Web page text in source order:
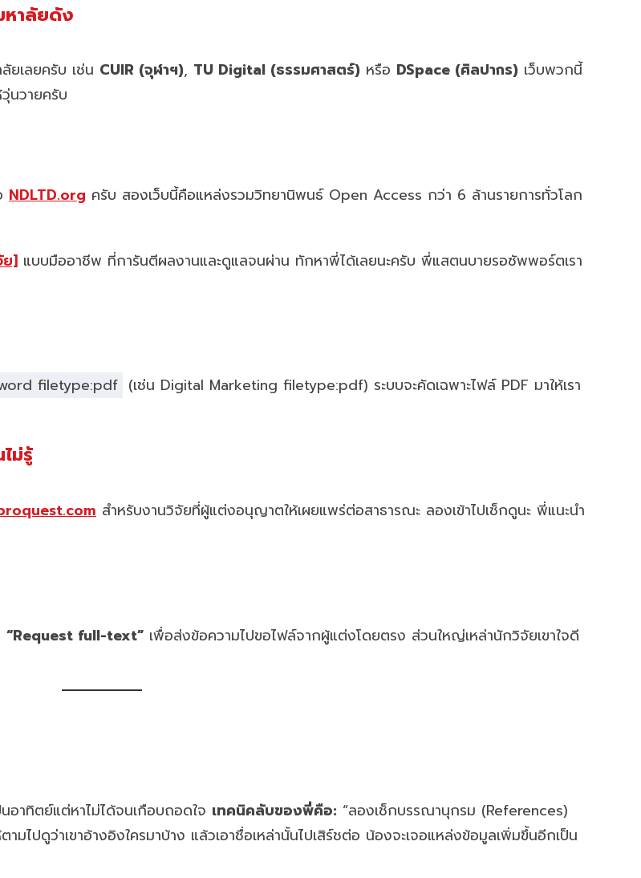
าลัยดัง
ยเลยครับ เช่น CUIR (จุฬาฯ), TU Digital (ธรรมศาสตร์) หรือ DSpace (ศิลปากร) เว็บพวกนี้
นวายครับ
NDLTD.org ครับ สองเว็บนี้คือแหล่งรวมวิทยานิพนธ์ Open Access กว่า 6 ล้านรายการทั่วโลก
ย] แบบมืออาชีพ ที่การันตีผลงานและดูแลจนผ่าน ทักหาพี่ได้เลยนะครับ พี่แสตนบายรอซัพพอร์ตเรา
filetype:pdf (เช่น Digital Marketing filetype:pdf) ระบบจะคัดเฉพาะไฟล์ PDF มาให้เรา
ม่รู้
สำหรับงานวิจัยที่ผู้แต่งอนุญาตให้เผยแพร่ต่อสาธารณะ ลองเข้าไปเช็กดูนะ พี่แนะนำ
“Request full-text” เพื่อส่งข้อความไปขอไฟล์จากผู้แต่งโดยตรง ส่วนใหญ่เหล่านักวิจัยเขาใจดี
อาทิตย์แต่หาไม่ได้จนเกือบถอดใจ เทคนิคลับของพี่คือ: “ลองเช็กบรรณานุกรม (References)
ไปดูว่าเขาอ้างอิงใครมาบ้าง แล้วเอาชื่อเหล่านั้นไปเสิร์ชต่อ น้องจะเจอแหล่งข้อมูลเพิ่มขึ้นอีกเป็น